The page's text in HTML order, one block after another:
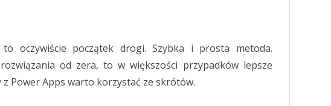
to oczywiście początek drogi. Szybka i prosta metoda.
od zera, to w większości przypadków lepsze
Power Apps warto korzystać ze skrótów.